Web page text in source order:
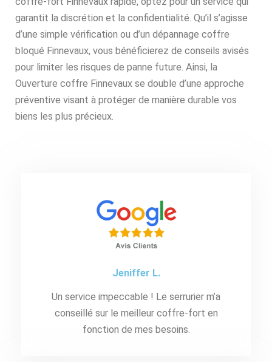
garantit la discrétion et la confidentialité. Qu’il s’agisse
d’une simple vérification ou d’un dépannage coffre
bloqué Finnevaux, vous bénéficierez de conseils avisés
pour limiter les risques de panne future. Ainsi, la
Ouverture coffre Finnevaux se double d’une approche
préventive visant à protéger de manière durable vos
biens les plus précieux.
Jeniffer L.
Un service impeccable ! Le serrurier m’a
conseillé sur le meilleur coffre-fort en
fonction de mes besoins.